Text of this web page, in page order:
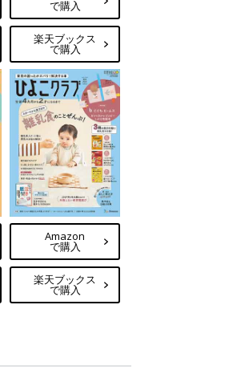
で購入
楽天ブックス
で購入
Amazon
で購入
楽天ブックス
で購入